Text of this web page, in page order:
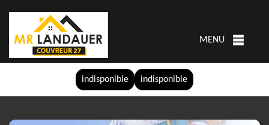
indisponible indisponible
MENU